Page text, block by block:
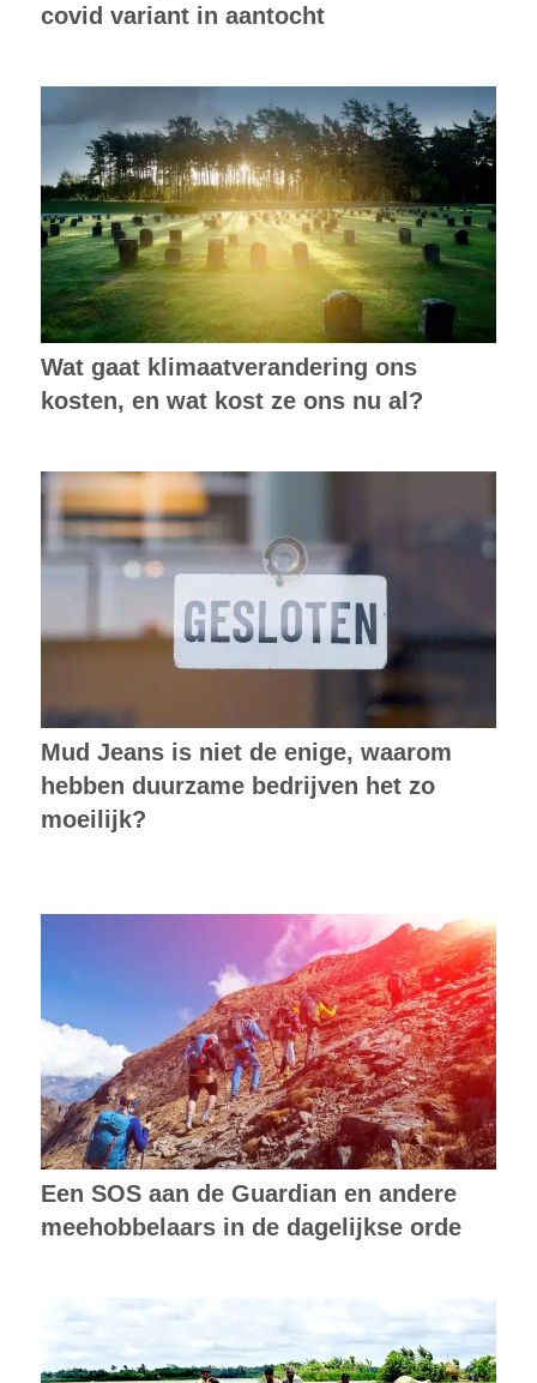
covid variant in aantocht
Wat gaat klimaatverandering ons
kosten, en wat kost ze ons nu al?
Mud Jeans is niet de enige, waarom
hebben duurzame bedrijven het zo
moeilijk?
Een SOS aan de Guardian en andere
meehobbelaars in de dagelijkse orde